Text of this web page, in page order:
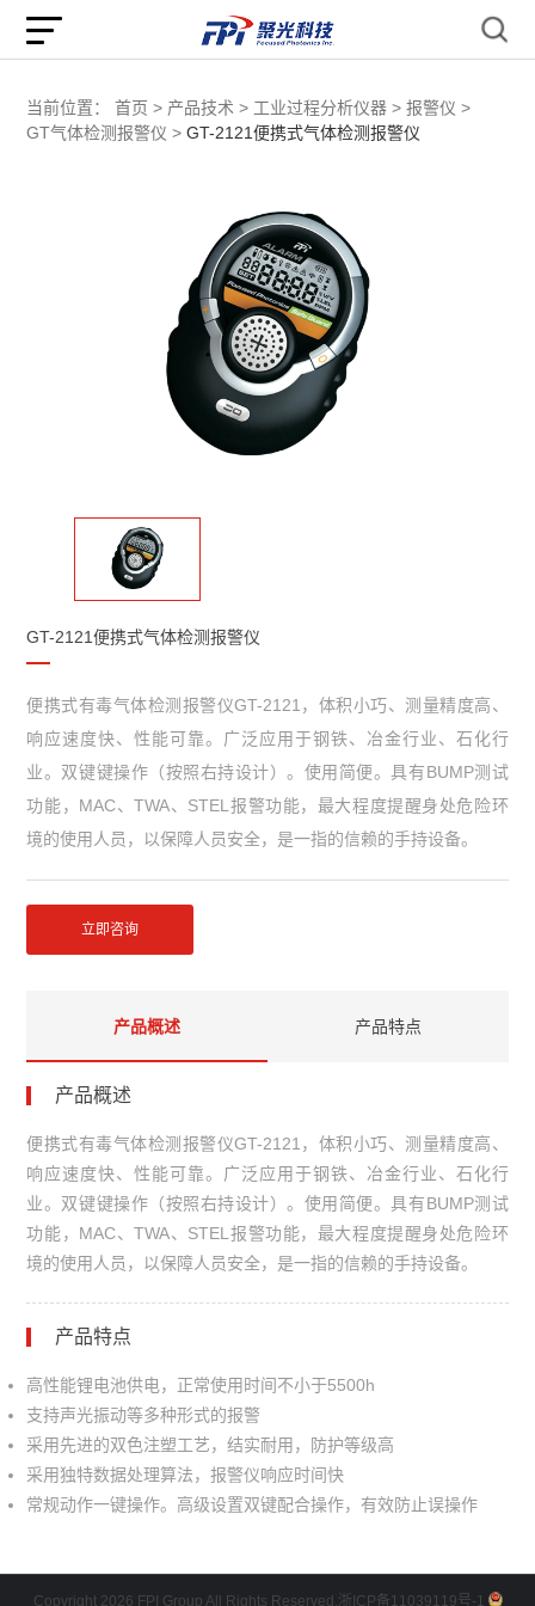
当前位置： 首页 > 产品技术 > 工业过程分析仪器 > 报警仪 >
GT气体检测报警仪 > GT-2121便携式气体检测报警仪
GT-2121便携式气体检测报警仪
便携式有毒气体检测报警仪GT-2121，体积小巧、测量精度高、
响应速度快、性能可靠。广泛应用于钢铁、冶金行业、石化行
业。双键键操作（按照右持设计）。使用简便。具有BUMP测试
功能，MAC、TWA、STEL报警功能，最大程度提醒身处危险环
境的使用人员，以保障人员安全，是一指的信赖的手持设备。
立即咨询
产品概述 产品特点
产品概述
便携式有毒气体检测报警仪GT-2121，体积小巧、测量精度高、
响应速度快、性能可靠。广泛应用于钢铁、冶金行业、石化行
业。双键键操作（按照右持设计）。使用简便。具有BUMP测试
功能，MAC、TWA、STEL报警功能，最大程度提醒身处危险环
境的使用人员，以保障人员安全，是一指的信赖的手持设备。
产品特点
高性能锂电池供电，正常使用时间不小于5500h
支持声光振动等多种形式的报警
采用先进的双色注塑工艺，结实耐用，防护等级高
采用独特数据处理算法，报警仪响应时间快
常规动作一键操作。高级设置双键配合操作，有效防止误操作
Copyright 2026 FPI Group All Rights Reserved. 浙ICP备11039119号-1